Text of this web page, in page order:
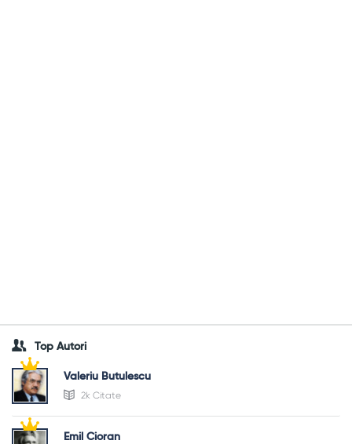
Top Autori
Valeriu Butulescu
2k Citate
Emil Cioran